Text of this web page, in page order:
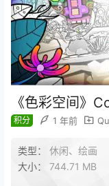
《色彩空间》
积分 1 年前
类型： 休闲、绘画
大小： 744.71 MB